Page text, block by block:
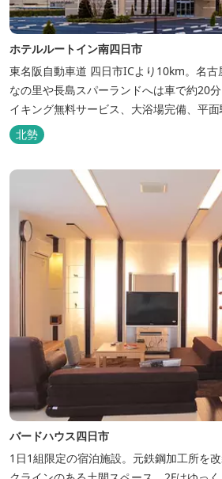
ホテルルートイン南四日市
東名阪自動車道 四日市ICより10km。名古
なの里や長島スパーランドへは車で約20
イキング無料サービス、大浴場完備、平
完備。ビジネスにも観光にもご利用頂ける
提供します。
北勢
バードハウス四日市
1日1組限定の宿泊施設。元鉄鋼加工所を